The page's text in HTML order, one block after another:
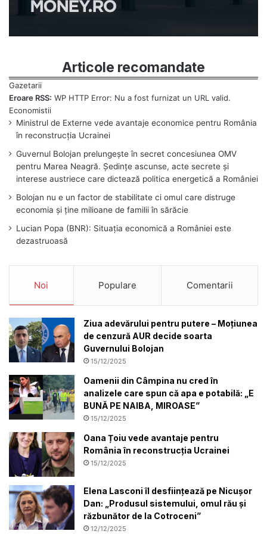
Articole recomandate
Eroare RSS: WP HTTP Error: Nu a fost furnizat un URL valid.
Ministrul de Externe vede avantaje economice pentru România
în reconstrucția Ucrainei
Guvernul Bolojan prelungește în secret concesiunea OMV
pentru Marea Neagră. Ședințe ascunse, acte secrete și
interese austriece care dictează politica energetică a României
Bolojan nu e un factor de stabilitate ci omul care distruge
economia și ține milioane de familii în sărăcie
Lucian Popa (BNR): Situația economică a României este
dezastruoasă
Noi Populare Comentarii
Ziua adevărului pentru putere – Moțiunea
de cenzură AUR decide soarta
Guvernului Bolojan
15/12/2025
Oamenii din Câmpina nu cred în
analizele care spun că apa e potabilă: „E
BUNĂ PE NAIBA, MIROASE”
15/12/2025
Oana Țoiu vede avantaje pentru
România în reconstrucția Ucrainei
15/12/2025
Elena Lasconi îl desființează pe Nicușor
Dan: „Produsul sistemului, omul rău și
răzbunător de la Cotroceni”
12/12/2025